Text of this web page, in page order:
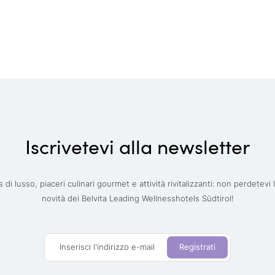
Iscrivetevi alla newsletter
di lusso, piaceri culinari gourmet e attività rivitalizzanti: non perdetevi
novità dei Belvita Leading Wellnesshotels Südtirol!
Inserisci l'indirizzo e-mail Registrati